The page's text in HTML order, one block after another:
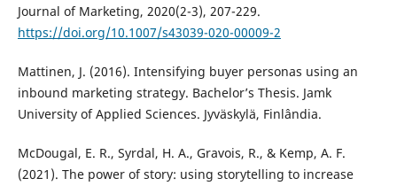
Journal of Marketing, 2020(2-3), 207-229.
https://doi.org/10.1007/s43039-020-00009-2
Mattinen, J. (2016). Intensifying buyer personas using an
inbound marketing strategy. Bachelor’s Thesis. Jamk
University of Applied Sciences. Jyväskylä, Finlândia.
McDougal, E. R., Syrdal, H. A., Gravois, R., & Kemp, A. F.
(2021). The power of story: using storytelling to increase